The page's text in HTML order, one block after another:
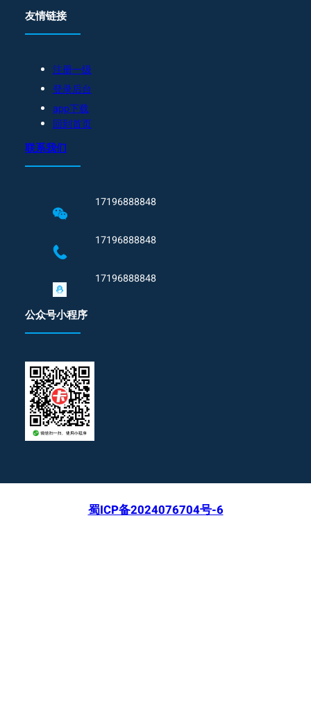
友情链接
注册一级
登录后台
app下载
回到首页
联系我们
17196888848
17196888848
17196888848
公众号小程序
蜀ICP备2024076704号-6